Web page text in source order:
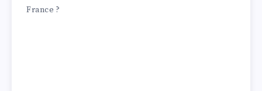
France ?